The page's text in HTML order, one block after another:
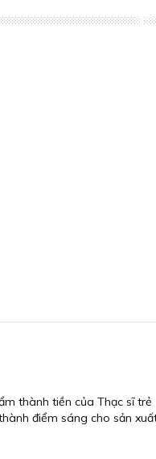
thành tiền của Thạc sĩ trẻ
điểm sáng cho sản